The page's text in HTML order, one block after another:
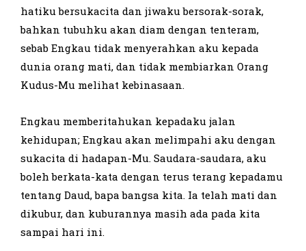
hatiku bersukacita dan jiwaku bersorak-sorak,
bahkan tubuhku akan diam dengan tenteram,
sebab Engkau tidak menyerahkan aku kepada
dunia orang mati, dan tidak membiarkan Orang
Kudus-Mu melihat kebinasaan.
Engkau memberitahukan kepadaku jalan
kehidupan; Engkau akan melimpahi aku dengan
sukacita di hadapan-Mu. Saudara-saudara, aku
boleh berkata-kata dengan terus terang kepadamu
tentang Daud, bapa bangsa kita. Ia telah mati dan
dikubur, dan kuburannya masih ada pada kita
sampai hari ini.